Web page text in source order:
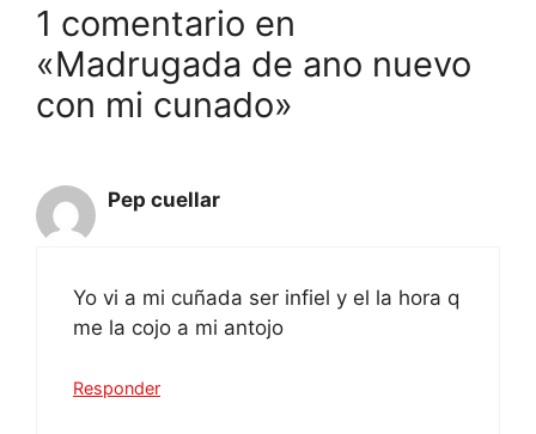
1 comentario en
«Madrugada de ano nuevo
con mi cunado»
Pep cuellar
Yo vi a mi cuñada ser infiel y el la hora q
me la cojo a mi antojo
Responder